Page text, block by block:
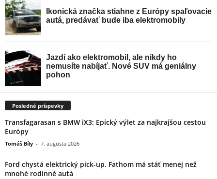
Posledné príspevky
Transfagarasan s BMW iX3: Epický výlet za najkrajšou cestou
Európy
Tomáš Bíly - 7. augusta 2026
Ford chystá elektrický pick-up. Fathom má stáť menej než
mnohé rodinné autá